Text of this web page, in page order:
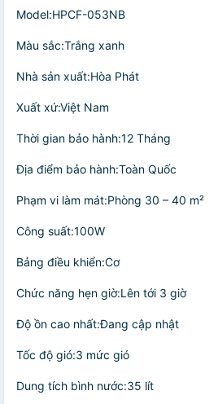
Model:HPCF-053NB
Màu sắc:Trắng xanh
Nhà sản xuất:Hòa Phát
Xuất xứ:Việt Nam
Thời gian bảo hành:12 Tháng
Địa điểm bảo hành:Toàn Quốc
Phạm vi làm mát:Phòng 30 – 40 m²
Công suất:100W
Bảng điều khiển:Cơ
Chức năng hẹn giờ:Lên tới 3 giờ
Độ ồn cao nhất:Đang cập nhật
Tốc độ gió:3 mức gió
Dung tích bình nước:35 lít